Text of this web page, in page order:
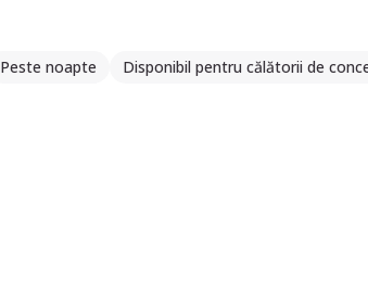
Peste noapte Disponibil pentru călătorii de